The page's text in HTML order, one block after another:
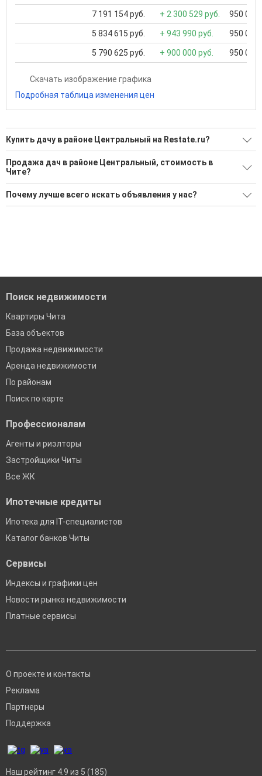
7 191 154 руб. + 2 300 529 руб. 950 000
5 834 615 руб. + 943 990 руб. 950 000
5 790 625 руб. + 900 000 руб. 950 000
Скачать изображение графика
Подробная таблица изменения цен
Купить дачу в районе Центральный на Restate.ru?
Поможем Купить дачу в районе Центральный?
Воспользуйтесь нашим поиском по новостройкам, для
подбора подходящего вам варианта
Продажа дач в районе Центральный, стоимость в
Чите?
Минимальная цена: 1 950 000 Р. Максимальная цена: 14 500
000 Р; Средняя: 8 400 000 Р
Почему лучше всего искать объявления у нас?
Поиск недвижимости
Квартиры Чита
База объектов
Продажа недвижимости
Аренда недвижимости
По районам
Поиск по карте
Профессионалам
Агенты и риэлторы
Застройщики Читы
Все ЖК
Ипотечные кредиты
Ипотека для IT-специалистов
Каталог банков Читы
Сервисы
Индексы и графики цен
Новости рынка недвижимости
Платные сервисы
О проекте и контакты
Реклама
Партнеры
Поддержка
Наш рейтинг 4.9 из 5 (185)